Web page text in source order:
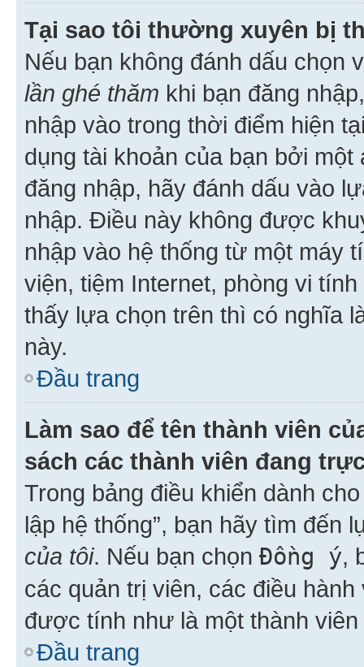
Tại sao tôi thường xuyên bị
Nếu bạn không đánh dấu chọn
lần ghé thăm khi bạn đăng
nhập vào trong thời điểm hiện
dụng tài khoản của bạn bởi
đăng nhập, hãy đánh dấu vào
nhập. Điều này không được
nhập vào hệ thống từ một máy
viện, tiệm Internet, phòng vi
thấy lựa chọn trên thì có nghĩa
này.
Đầu trang
Làm sao để tên thành viên
sách các thành viên đang
Trong bảng điều khiển dành
lập hệ thống”, bạn hãy tìm đến
của tôi. Nếu bạn chọn Đồng ý,
các quản trị viên, các điều
được tính như là một thành viên
Đầu trang